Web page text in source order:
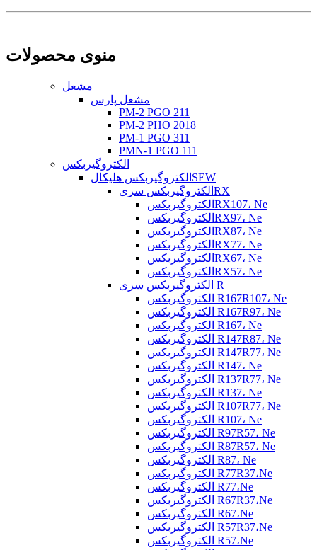
منوی محصولات
مشعل
مشعل پارس
PM-2 PGO 211
PM-2 PHO 2018
PM-1 PGO 311
PMN-1 PGO 111
الکتروگیربکس
الکتروگیربکس هلیکالSEW
الکتروگیربکس سریRX
الکتروگیربکسRX107، Ne
الکتروگیربکسRX97، Ne
الکتروگیربکسRX87، Ne
الکتروگیربکسRX77، Ne
الکتروگیربکسRX67، Ne
الکتروگیربکسRX57، Ne
الکتروگیربکس سری R
الکتروگیربکس R167R107، Ne
الکتروگیربکس R167R97، Ne
الکتروگیربکس R167، Ne
الکتروگیربکس R147R87، Ne
الکتروگیربکس R147R77، Ne
الکتروگیربکس R147، Ne
الکتروگیربکس R137R77، Ne
الکتروگیربکس R137، Ne
الکتروگیربکس R107R77، Ne
الکتروگیربکس R107، Ne
الکتروگیربکس R97R57، Ne
الکتروگیربکس R87R57، Ne
الکتروگیربکس R87، Ne
الکتروگیربکس R77R37،Ne
الکتروگیربکس R77،Ne
الکتروگیربکس R67R37،Ne
الکتروگیربکس R67،Ne
الکتروگیربکس R57R37،Ne
الکتروگیربکس R57،Ne